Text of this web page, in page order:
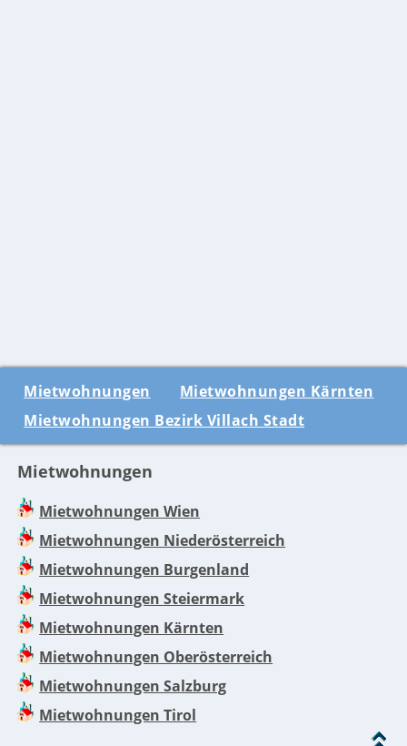
Mietwohnungen
Mietwohnungen Kärnten
Mietwohnungen Bezirk Villach Stadt
Mietwohnungen
Mietwohnungen Wien
Mietwohnungen Niederösterreich
Mietwohnungen Burgenland
Mietwohnungen Steiermark
Mietwohnungen Kärnten
Mietwohnungen Oberösterreich
Mietwohnungen Salzburg
Mietwohnungen Tirol